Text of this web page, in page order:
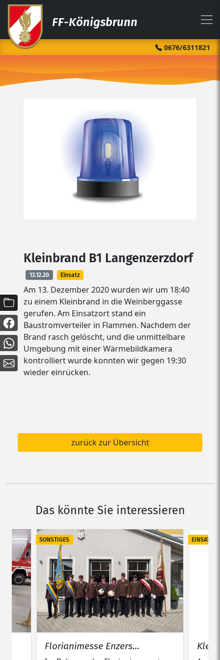
FF-Königsbrunn
0676/6311821
Kleinbrand B1 Langenzerzdorf
13.12.20 Einsatz
Am 13. Dezember 2020 wurden wir um 18:40
zu einem Kleinbrand in die Weinberggasse
gerufen. Am Einsatzort stand ein
Baustromverteiler in Flammen. Nachdem der
Brand rasch gelöscht, und die unmittelbare
Umgebung mit einer Wärmebildkamera
kontrolliert wurde konnten wir gegen 19:30
wieder einrücken.
zurück zur Übersicht
Das könnte Sie interessieren
Florianimesse Enzers…
SONSTIGES EINSATZ